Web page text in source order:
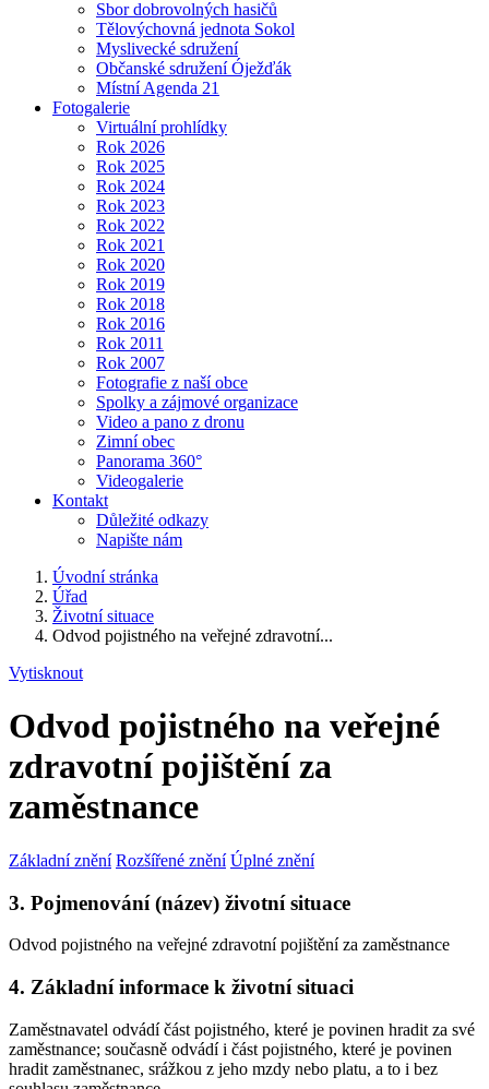
Sbor dobrovolných hasičů
Tělovýchovná jednota Sokol
Myslivecké sdružení
Občanské sdružení Óježďák
Místní Agenda 21
Fotogalerie
Virtuální prohlídky
Rok 2026
Rok 2025
Rok 2024
Rok 2023
Rok 2022
Rok 2021
Rok 2020
Rok 2019
Rok 2018
Rok 2016
Rok 2011
Rok 2007
Fotografie z naší obce
Spolky a zájmové organizace
Video a pano z dronu
Zimní obec
Panorama 360°
Videogalerie
Kontakt
Důležité odkazy
Napište nám
Úvodní stránka
Úřad
Životní situace
Odvod pojistného na veřejné zdravotní...
Vytisknout
Odvod pojistného na veřejné
zdravotní pojištění za
zaměstnance
Základní znění Rozšířené znění Úplné znění
3. Pojmenování (název) životní situace
Odvod pojistného na veřejné zdravotní pojištění za zaměstnance
4. Základní informace k životní situaci
Zaměstnavatel odvádí část pojistného, které je povinen hradit za své
zaměstnance; současně odvádí i část pojistného, které je povinen
hradit zaměstnanec, srážkou z jeho mzdy nebo platu, a to i bez